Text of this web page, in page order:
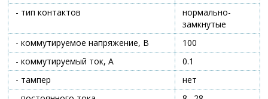
- тип контактов
нормально-
замкнутые
- коммутируемое напряжение, В
100
- коммутируемый ток, А
0.1
- тампер
нет